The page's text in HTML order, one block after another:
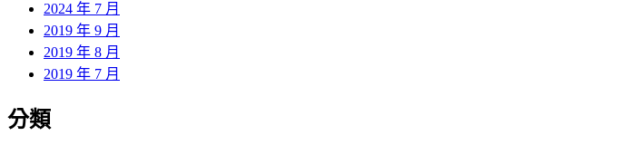
2024 年 7 月
2019 年 9 月
2019 年 8 月
2019 年 7 月
分類